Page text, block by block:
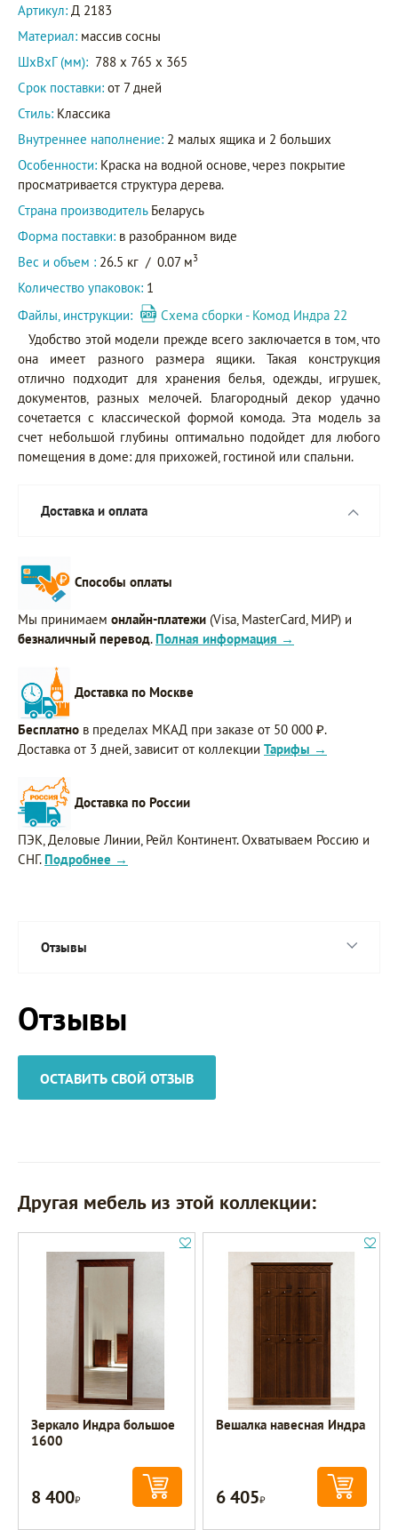
Артикул: Д 2183
Материал: массив сосны
ШxВxГ (мм): 788 x 765 x 365
Срок поставки: от 7 дней
Стиль: Классика
Внутреннее наполнение: 2 малых ящика и 2 больших
Особенности: Краска на водной основе, через покрытие
просматривается структура дерева.
Страна производитель Беларусь
Форма поставки: в разобранном виде
Вес и объем : 26.5 кг / 0.07 м3
Количество упаковок: 1
Файлы, инструкции:
Схема сборки - Комод Индра 22
Удобство этой модели прежде всего заключается в том, что
она имеет разного размера ящики. Такая конструкция
отлично подходит для хранения белья, одежды, игрушек,
документов, разных мелочей. Благородный декор удачно
сочетается с классической формой комода. Эта модель за
счет небольшой глубины оптимально подойдет для любого
помещения в доме: для прихожей, гостиной или спальни.
Доставка и оплата
Способы оплаты
Мы принимаем онлайн-платежи (Visa, MasterCard, МИР) и
безналичный перевод. Полная информация →
Доставка по Москве
Бесплатно в пределах МКАД при заказе от 50 000 ₽.
Доставка от 3 дней, зависит от коллекции Тарифы →
Доставка по России
ПЭК, Деловые Линии, Рейл Континент. Охватываем Россию и
СНГ. Подробнее →
Отзывы
Отзывы
ОСТАВИТЬ СВОЙ ОТЗЫВ
Другая мебель из этой коллекции:
Зеркало Индра большое
1600
8 400Р
Вешалка навесная Индра
6 405Р